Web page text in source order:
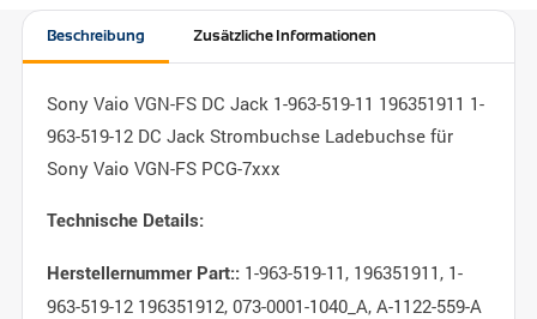
Beschreibung Zusätzliche Informationen
Sony Vaio VGN-FS DC Jack 1-963-519-11 196351911 1-
963-519-12 DC Jack Strombuchse Ladebuchse für
Sony Vaio VGN-FS PCG-7xxx
Technische Details:
Herstellernummer Part::1-963-519-11, 196351911, 1-
963-519-12 196351912, 073-0001-1040_A, A-1122-559-A